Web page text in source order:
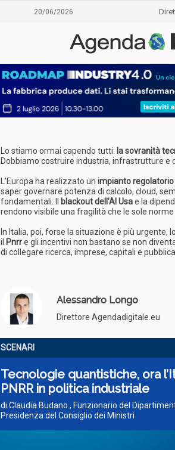
20/06/2026
Lo stiamo ormai capendo tutti: la sovranità
Dobbiamo costruire industria, infrastrutture e
L’Europa ha realizzato un impianto regolatorio
saper governare potenza di calcolo, cloud,
fondamentali. Il
blackout dell’AI Usae la
rendono visibile una fragilità che le sole norme
In Italia, poi, forse la situazione è più urgente,
il Pnrre gli incentivi non bastano se non
di collegare ricerca, imprese, capitali e
Alessandro Longo
Direttore Agendadigitale.eu
SCENARI
Tecnologie quantistiche, ora
PNRR in politica industriale
di Claudia Budano , Funzionario del
Presidenza del Consiglio dei Ministri